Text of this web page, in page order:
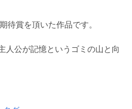
待賞を頂いた作品です。
人公が記憶というゴミの山と向